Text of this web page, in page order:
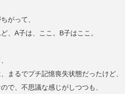
がって、
、A子は、ここ。B子はここ。
まるでプチ記憶喪失状態だったけど、
で、不思議な感じがしつつも、